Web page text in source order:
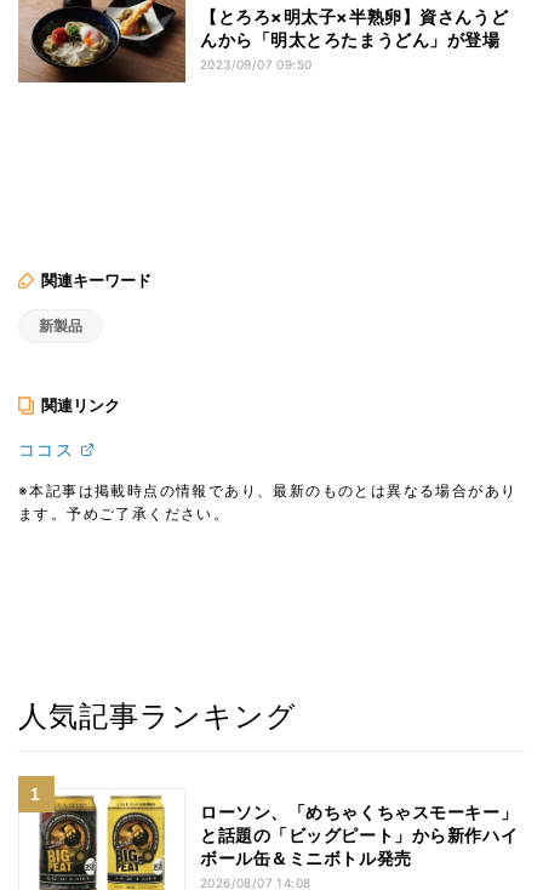
【とろろ×明太子×半熟卵】資さんうど
んから「明太とろたまうどん」が登場
2023/09/07 09:50
関連キーワード
新製品
関連リンク
ココス
※本記事は掲載時点の情報であり、最新のものとは異なる場合があり
ます。予めご了承ください。
人気記事ランキング
ローソン、「めちゃくちゃスモーキー」
と話題の「ビッグピート」から新作ハイ
ボール缶＆ミニボトル発売
2026/08/07 14:08